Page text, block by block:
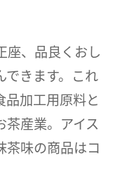
座、品良くおし
できます。これ
品加工用原料と
茶産業。アイス
茶味の商品はコ